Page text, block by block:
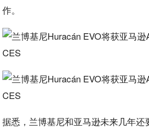
作。
据悉，兰博基尼和亚马逊未来几年